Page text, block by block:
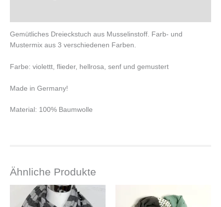
Gemütliches Dreieckstuch aus Musselinstoff. Farb- und
Mustermix aus 3 verschiedenen Farben.
Farbe: violettt, flieder, hellrosa, senf und gemustert
Made in Germany!
Material: 100% Baumwolle
Ähnliche Produkte